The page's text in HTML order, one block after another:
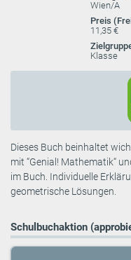
Wien/A
Preis
11,35 €
Klasse
Dieses Buch beinhaltet
mit “Genial! Mathematik“
im Buch. Individuelle
geometrische Lösungen.
Schulbuchaktion